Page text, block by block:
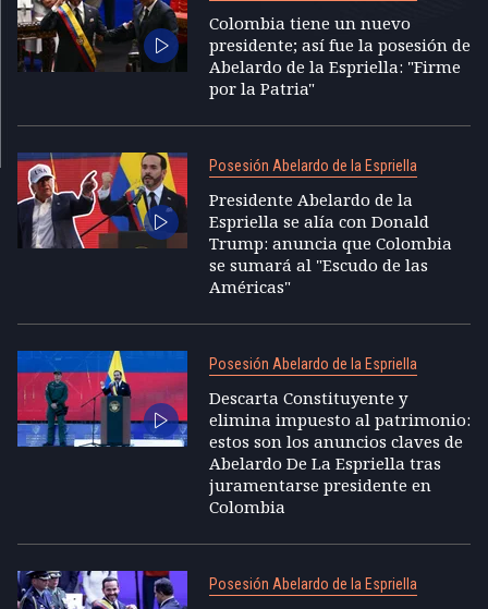
Colombia tiene un nuevo
presidente; así fue la posesión de
Abelardo de la Espriella: "Firme
por la Patria"
Posesión Abelardo de la Espriella
Presidente Abelardo de la
Espriella se alía con Donald
Trump: anuncia que Colombia
se sumará al "Escudo de las
Américas"
Posesión Abelardo de la Espriella
Descarta Constituyente y
elimina impuesto al patrimonio:
estos son los anuncios claves de
Abelardo De La Espriella tras
juramentarse presidente en
Colombia
Posesión Abelardo de la Espriella